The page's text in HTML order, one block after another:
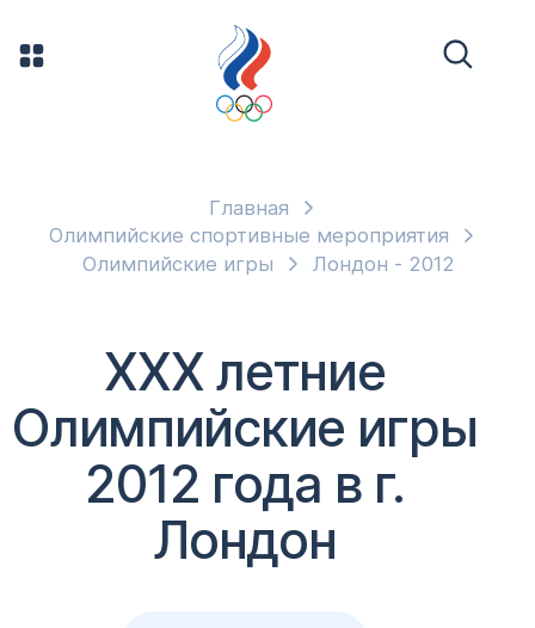
Главная
Олимпийские спортивные мероприятия
Олимпийские игры
Лондон - 2012
XXX летние
Олимпийские игры
2012 года в г.
Лондон